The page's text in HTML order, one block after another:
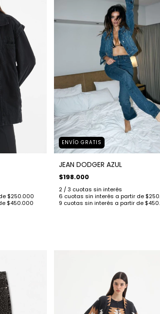
ENVÍO GRATIS
JEAN DODGER AZUL
$198.000